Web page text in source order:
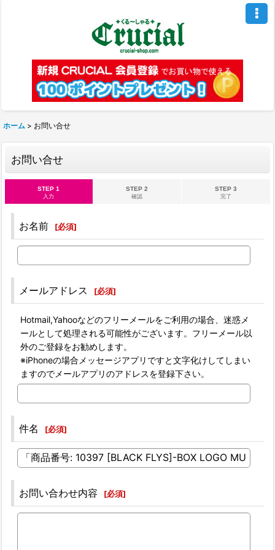
ホーム > お問い合せ
お問い合せ
STEP 1
入力
STEP 2
確認
STEP 3
完了
お名前 [必須]
メールアドレス [必須]
Hotmail,Yahooなどのフリーメールをご利用の場合、迷惑メ
ールとして処理される可能性がございます。フリーメール以
外のご登録をお勧めします。
※iPhoneの場合メッセージアプリですと文字化けしてしまい
ますのでメールアプリのアドレスを登録下さい。
件名 [必須]
お問い合わせ内容 [必須]